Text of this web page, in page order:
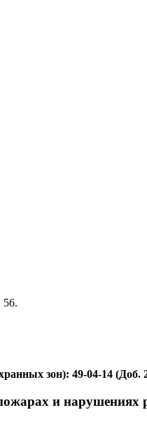
56.
зон): 49-04-14 (Доб.
и